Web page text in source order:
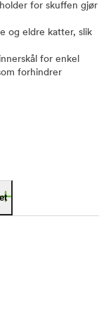
for skuffen gjør
og eldre katter, slik
for enkel
forhindrer